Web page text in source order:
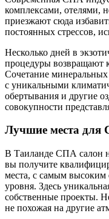
комплексами, отелями,
приезжают сюда
постоянных стрессов,
Несколько дней в
процедуры возвращают
Сочетание
с уникальными
обертывания и другие
совокупности
Лучшие места для
В Таиланде СПА салон
вы получите
места, с самым
уровня. Здесь
собственные проекты.
не похожая на другие